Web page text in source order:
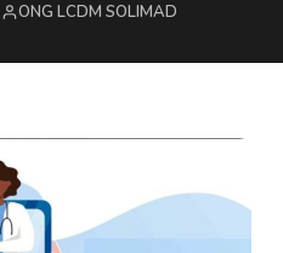
ONG LCDM SOLIMAD